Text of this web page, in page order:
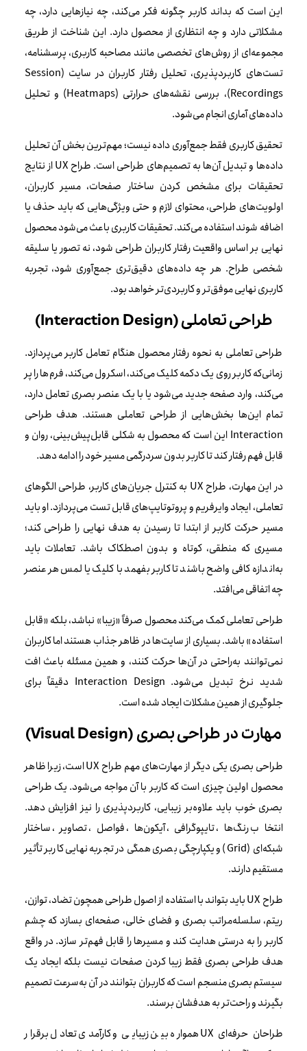
این است که بداند کاربر چگونه فکر می‌کند، چه نیازهایی دارد، چه
مشکلاتی دارد و چه انتظاری از محصول دارد. این شناخت از طریق
مجموعه‌ای از روش‌های تخصصی مانند مصاحبه کاربری، پرسشنامه،
تست‌های کاربردپذیری، تحلیل رفتار کاربران در سایت (Session
Recordings)، بررسی نقشه‌های حرارتی (Heatmaps) و تحلیل
داده‌های آماری انجام می‌شود.
تحقیق کاربری فقط جمع‌آوری داده نیست؛ مهم‌ترین بخش آن تحلیل
داده‌ها و تبدیل آن‌ها به تصمیم‌های طراحی است. طراح UX از نتایج
تحقیقات برای مشخص کردن ساختار صفحات، مسیر کاربران،
اولویت‌های طراحی، محتوای لازم و حتی ویژگی‌هایی که باید حذف یا
اضافه شوند استفاده می‌کند. تحقیقات کاربری باعث می‌شود محصول
نهایی بر اساس واقعیت رفتار کاربران طراحی شود، نه تصور یا سلیقه
شخصی طراح. هر چه داده‌های دقیق‌تری جمع‌آوری شود، تجربه
کاربری نهایی موفق‌تر و کاربردی‌تر خواهد بود.
طراحی تعاملی (Interaction Design)
طراحی تعاملی به نحوه رفتار محصول هنگام تعامل کاربر می‌پردازد.
زمانی‌که کاربر روی یک دکمه کلیک می‌کند، اسکرول می‌کند، فرم‌ها را پر
می‌کند، وارد صفحه جدید می‌شود یا با یک عنصر بصری تعامل دارد،
تمام این‌ها بخش‌هایی از طراحی تعاملی هستند. هدف طراحی
Interaction این است که محصول به شکلی قابل‌پیش‌بینی، روان و
قابل فهم رفتار کند تا کاربر بدون سردرگمی مسیر خود را ادامه دهد.
در این مهارت، طراح UX به کنترل جریان‌های کاربر، طراحی الگوهای
تعاملی، ایجاد وایرفریم و پروتوتایپ‌های قابل تست می‌پردازد. او باید
مسیر حرکت کاربر از ابتدا تا رسیدن به هدف نهایی را طراحی کند؛
مسیری که منطقی، کوتاه و بدون اصطکاک باشد. تعاملات باید
به‌اندازه کافی واضح باشند تا کاربر بفهمد با کلیک یا لمس هر عنصر
چه اتفاقی می‌افتد.
طراحی تعاملی کمک می‌کند محصول صرفاً «زیبا» نباشد، بلکه «قابل
استفاده» باشد. بسیاری از سایت‌ها در ظاهر جذاب هستند اما کاربران
نمی‌توانند به‌راحتی در آن‌ها حرکت کنند، و همین مسئله باعث افت
شدید نرخ تبدیل می‌شود. Interaction Design دقیقاً برای
جلوگیری از همین مشکلات ایجاد شده است.
مهارت در طراحی بصری (Visual Design)
طراحی بصری یکی دیگر از مهارت‌های مهم طراح UX است، زیرا ظاهر
محصول اولین چیزی است که کاربر با آن مواجه می‌شود. یک طراحی
بصری خوب باید علاوه‌بر زیبایی، کاربردپذیری را نیز افزایش دهد.
انتخاب رنگ‌ها، تایپوگرافی، آیکون‌ها، فواصل، تصاویر، ساختار
شبکه‌ای (Grid) و یکپارچگی بصری همگی در تجربه نهایی کاربر تأثیر
مستقیم دارند.
طراح UX باید بتواند با استفاده از اصول طراحی همچون تضاد، توازن،
ریتم، سلسله‌مراتب بصری و فضای خالی، صفحه‌ای بسازد که چشم
کاربر را به درستی هدایت کند و مسیرها را قابل فهم‌تر سازد. در واقع
هدف طراحی بصری فقط زیبا کردن صفحات نیست بلکه ایجاد یک
سیستم بصری منسجم است که کاربران بتوانند در آن به‌سرعت تصمیم
بگیرند و راحت‌تر به هدفشان برسند.
طراحان حرفه‌ای UX همواره بین زیبایی و کارآمدی تعادل برقرار